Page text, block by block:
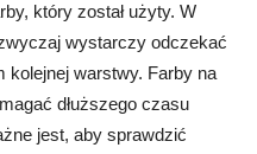
który został użyty. W
wystarczy odczekać
kolejnej warstwy. Farby na
dłuższego czasu
jest, aby sprawdzić